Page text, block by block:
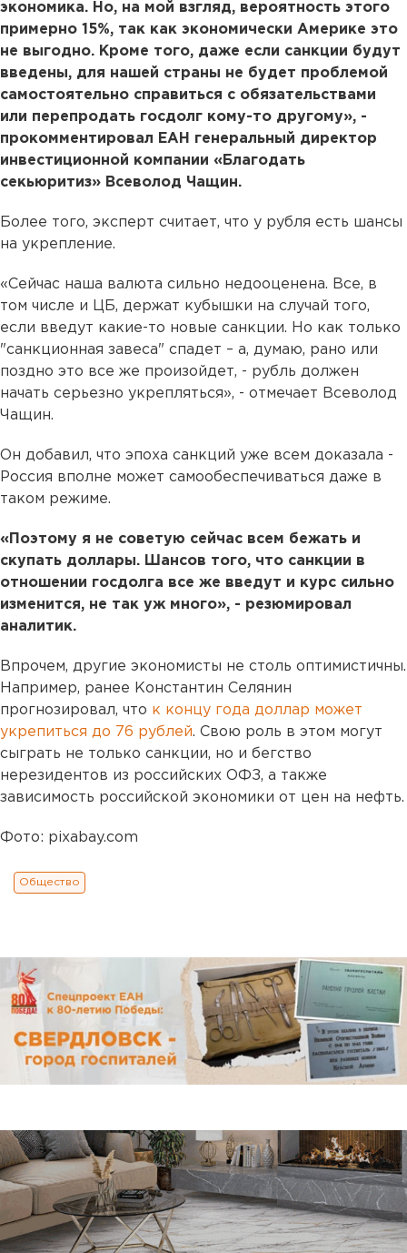
экономика. Но, на мой взгляд, вероятность этого
примерно 15%, так как экономически Америке это
не выгодно. Кроме того, даже если санкции будут
введены, для нашей страны не будет проблемой
самостоятельно справиться с обязательствами
или перепродать госдолг кому-то другому», -
прокомментировал ЕАН генеральный директор
инвестиционной компании «Благодать
секьюритиз» Всеволод Чащин.
Более того, эксперт считает, что у рубля есть шансы
на укрепление.
«Сейчас наша валюта сильно недооценена. Все, в
том числе и ЦБ, держат кубышки на случай того,
если введут какие-то новые санкции. Но как только
"санкционная завеса" спадет – а, думаю, рано или
поздно это все же произойдет, - рубль должен
начать серьезно укрепляться», - отмечает Всеволод
Чащин.
Он добавил, что эпоха санкций уже всем доказала -
Россия вполне может самообеспечиваться даже в
таком режиме.
«Поэтому я не советую сейчас всем бежать и
скупать доллары. Шансов того, что санкции в
отношении госдолга все же введут и курс сильно
изменится, не так уж много», - резюмировал
аналитик.
Впрочем, другие экономисты не столь оптимистичны.
Например, ранее Константин Селянин
прогнозировал, что к концу года доллар может
укрепиться до 76 рублей. Свою роль в этом могут
сыграть не только санкции, но и бегство
нерезидентов из российских ОФЗ, а также
зависимость российской экономики от цен на нефть.
Фото: pixabay.com
Общество